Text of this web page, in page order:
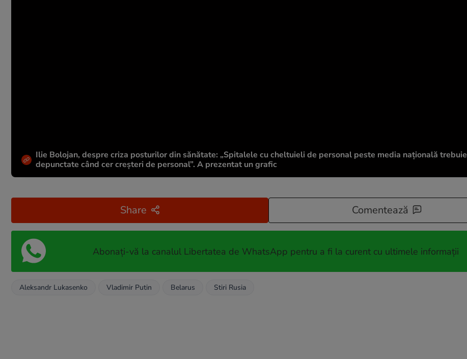
Ilie Bolojan, despre criza posturilor din sănătate: „Spitalele cu cheltuieli de personal peste media națională trebuie
depunctate când cer creșteri de personal”. A prezentat un grafic
Share Comentează
Abonați-vă la canalul Libertatea de WhatsApp pentru a fi la curent cu ultimele informații
Aleksandr Lukasenko Vladimir Putin Belarus Stiri Rusia